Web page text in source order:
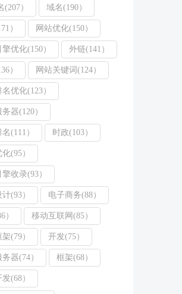
(207） 域名(190）
） 网站优化(150）
优化(150） 外链(141）
） 网站关键词(124）
优化(123）
器(120）
(111） 时政(103）
(95）
收录(93）
(93） 电子商务(88）
） 移动互联网(85）
(79） 开发(75）
器(74） 框架(68）
(68）